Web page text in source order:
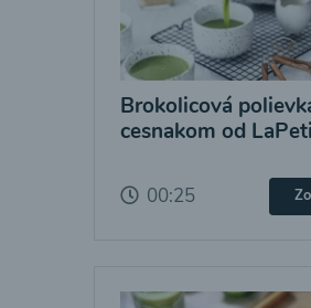
Brokolicová
cesnakom od
00:25